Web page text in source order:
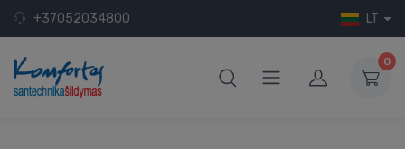
+37052034800 LT
0